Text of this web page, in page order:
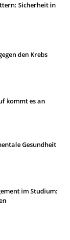
Sicherheit in
den Krebs
kommt es an
Gesundheit
im Studium: